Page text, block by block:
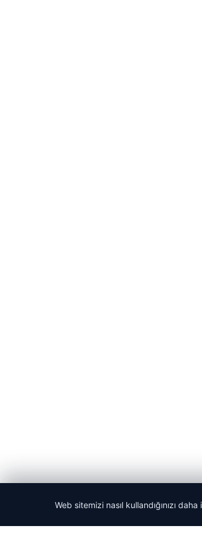
© 2026 Haber Evreni
Web sitemizi nasıl kullandığınızı